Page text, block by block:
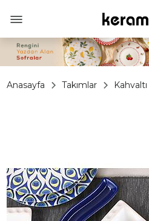
Anasayfa Takımlar Kahvaltı